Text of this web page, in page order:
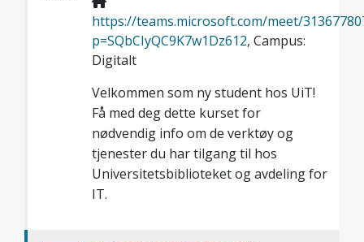
https://teams.microsoft.com/meet/
p=SQbCIyQC9K7w1Dz612, Campus:
Digitalt
Velkommen som ny student hos UiT!
Få med deg dette kurset for
nødvendig info om de verktøy og
tjenester du har tilgang til hos
Universitetsbiblioteket og avdeling for
IT.